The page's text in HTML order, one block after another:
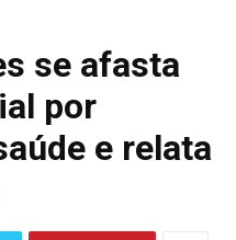
se afasta
por
e relata